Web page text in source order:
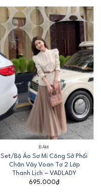
ĐẦM
Set/Bộ Áo Sơ Mi Công Sở Phối
Chân Váy Voan Tơ 2 Lớp
Thanh Lịch – VADLADY
695.000₫